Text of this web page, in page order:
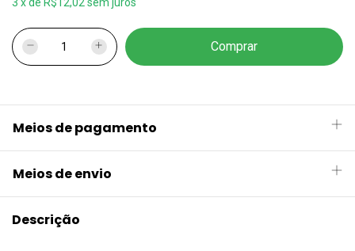
Meios de pagamento
Meios de envio
Descrição